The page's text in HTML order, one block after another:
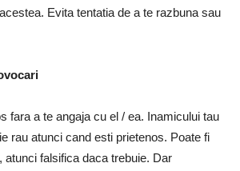
Evita tentatia de a te razbuna sau
fara a te angaja cu el / ea. Inamicului tau
rau atunci cand esti prietenos. Poate fi
atunci falsifica daca trebuie. Dar